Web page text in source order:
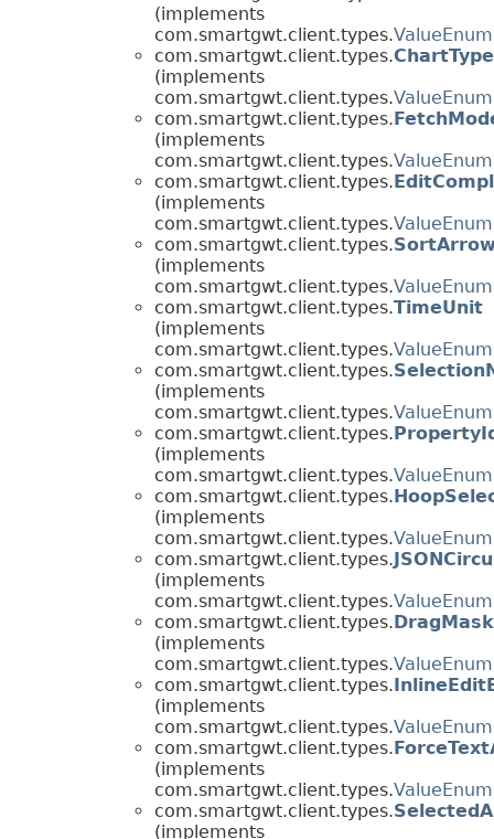
(implements
com.smartgwt.client.types.ValueEnum
com.smartgwt.client.types.ChartType
(implements
com.smartgwt.client.types.ValueEnum
com.smartgwt.client.types.
(implements
com.smartgwt.client.types.ValueEnum
com.smartgwt.client.types.
(implements
com.smartgwt.client.types.ValueEnum
com.smartgwt.client.types.
(implements
com.smartgwt.client.types.ValueEnum
com.smartgwt.client.types.TimeUnit
(implements
com.smartgwt.client.types.ValueEnum
com.smartgwt.client.types.
(implements
com.smartgwt.client.types.ValueEnum
com.smartgwt.client.types.
(implements
com.smartgwt.client.types.ValueEnum
com.smartgwt.client.types.
(implements
com.smartgwt.client.types.ValueEnum
com.smartgwt.client.types.
(implements
com.smartgwt.client.types.ValueEnum
com.smartgwt.client.types.
(implements
com.smartgwt.client.types.ValueEnum
com.smartgwt.client.types.
(implements
com.smartgwt.client.types.ValueEnum
com.smartgwt.client.types.
(implements
com.smartgwt.client.types.ValueEnum
com.smartgwt.client.types.
(implements